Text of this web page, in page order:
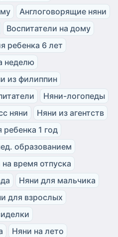
Англоговорящие няни
Воспитатели на дому
ребенка 6 лет
неделю
из филиппин
Няни-логопеды
няни
Няни из агентств
ребенка 1 год
образованием
время отпуска
Няни для мальчика
для взрослых
Няни на лето